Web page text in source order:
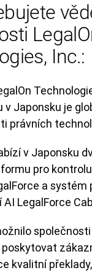
Inc.:
v Japonsku je
právních
v Japonsku
pro
a systém
LegalForce
kvalitní